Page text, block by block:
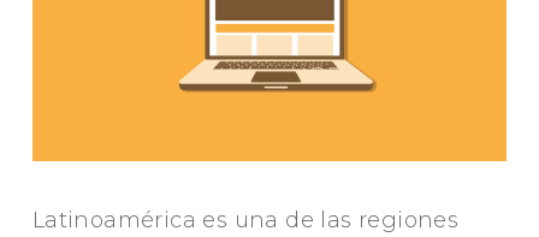
Latinoamérica es una de las regiones